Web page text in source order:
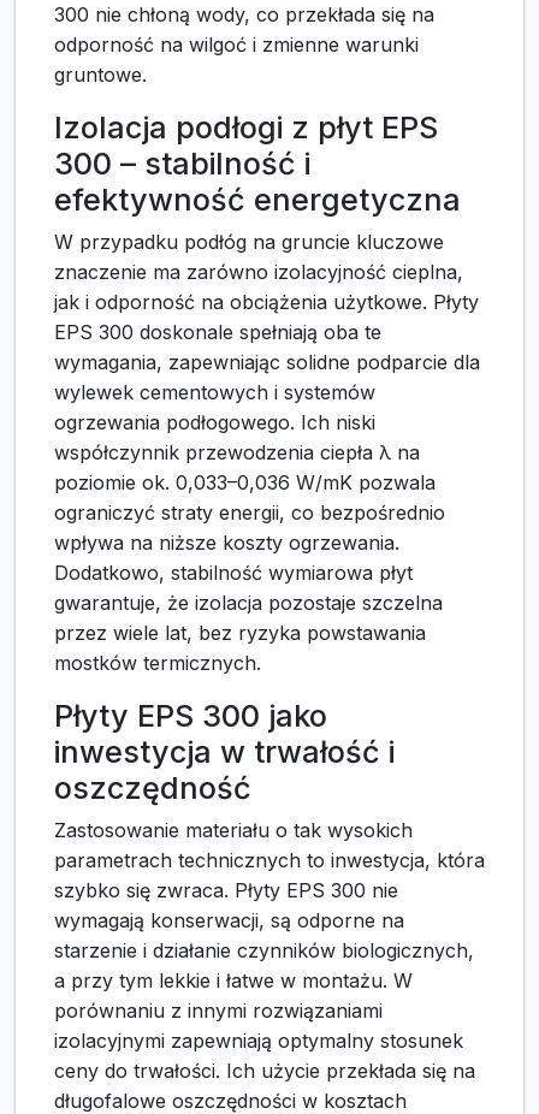
300 nie chłoną wody, co przekłada się na
odporność na wilgoć i zmienne warunki
gruntowe.
Izolacja podłogi z płyt EPS
300 – stabilność i
efektywność energetyczna
W przypadku podłóg na gruncie kluczowe
znaczenie ma zarówno izolacyjność cieplna,
jak i odporność na obciążenia użytkowe. Płyty
EPS 300 doskonale spełniają oba te
wymagania, zapewniając solidne podparcie dla
wylewek cementowych i systemów
ogrzewania podłogowego. Ich niski
współczynnik przewodzenia ciepła λ na
poziomie ok. 0,033–0,036 W/mK pozwala
ograniczyć straty energii, co bezpośrednio
wpływa na niższe koszty ogrzewania.
Dodatkowo, stabilność wymiarowa płyt
gwarantuje, że izolacja pozostaje szczelna
przez wiele lat, bez ryzyka powstawania
mostków termicznych.
Płyty EPS 300 jako
inwestycja w trwałość i
oszczędność
Zastosowanie materiału o tak wysokich
parametrach technicznych to inwestycja, która
szybko się zwraca. Płyty EPS 300 nie
wymagają konserwacji, są odporne na
starzenie i działanie czynników biologicznych,
a przy tym lekkie i łatwe w montażu. W
porównaniu z innymi rozwiązaniami
izolacyjnymi zapewniają optymalny stosunek
ceny do trwałości. Ich użycie przekłada się na
długofalowe oszczędności w kosztach